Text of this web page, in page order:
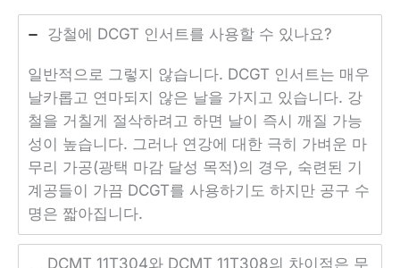
강철에 DCGT 인서트를 사용할 수 있나요?
일반적으로 그렇지 않습니다. DCGT 인서트는 매우
날카롭고 연마되지 않은 날을 가지고 있습니다. 강
철을 거칠게 절삭하려고 하면 날이 즉시 깨질 가능
성이 높습니다. 그러나 연강에 대한 극히 가벼운 마
무리 가공(광택 마감 달성 목적)의 경우, 숙련된 기
계공들이 가끔 DCGT를 사용하기도 하지만 공구 수
명은 짧아집니다.
DCMT 11T304와 DCMT 11T308의 차이점은 무